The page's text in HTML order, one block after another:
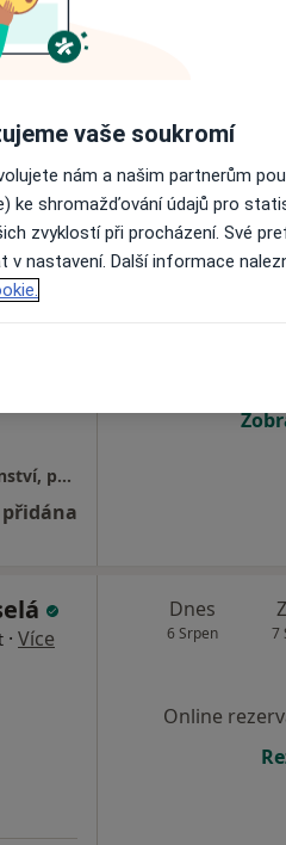
1 500 Kč
Zobrazit všechny
·Více
Mgr.Jaroslav Šraděja, psychologické poradenství, psychoterapie
Dnes
Online
· Více
Dnes
6 Srpen 7
Online
vaše soukromí
nám a našim partnerům
ke shromažďování údajů pro
zvyklostí při procházení. Své
v nastavení. Další informace